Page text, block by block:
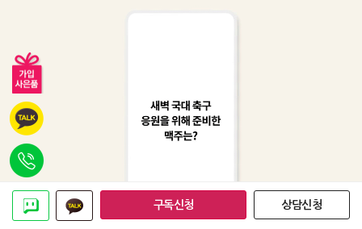
구독신청 상담신청